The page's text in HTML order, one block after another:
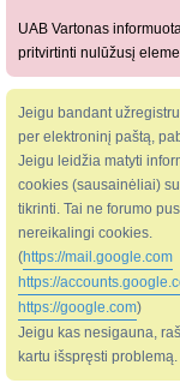
UAB Vartonas
pritvirtinti nulūžusį
Jeigu bandant
per elektroninį paštą,
Jeigu leidžia matyti
cookies (sausainėliai)
tikrinti. Tai ne forumo
nereikalingi cookies.
(https://mail.google.com
https://
https://google.com)
Jeigu kas nesigauna,
kartu išspręsti problemą.